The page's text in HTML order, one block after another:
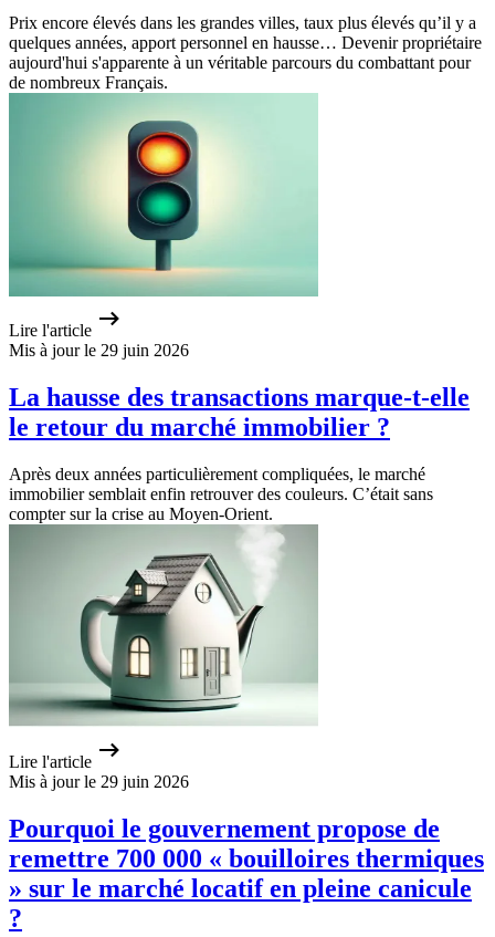
Prix encore élevés dans les grandes villes, taux plus élevés qu’il y a
quelques années, apport personnel en hausse… Devenir propriétaire
aujourd'hui s'apparente à un véritable parcours du combattant pour
de nombreux Français.
Lire l'article
Mis à jour le 29 juin 2026
La hausse des transactions marque-t-elle
le retour du marché immobilier ?
Après deux années particulièrement compliquées, le marché
immobilier semblait enfin retrouver des couleurs. C’était sans
compter sur la crise au Moyen-Orient.
Lire l'article
Mis à jour le 29 juin 2026
Pourquoi le gouvernement propose de
remettre 700 000 « bouilloires thermiques
» sur le marché locatif en pleine canicule
?